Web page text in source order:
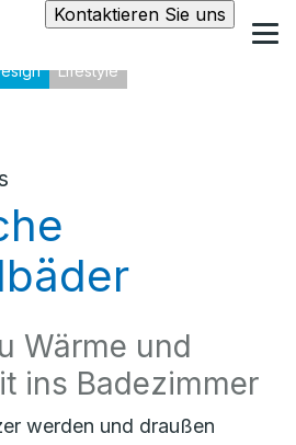
Kontaktieren Sie uns
Lifestyle
Wärme und
ins Badezimmer
werden und draußen